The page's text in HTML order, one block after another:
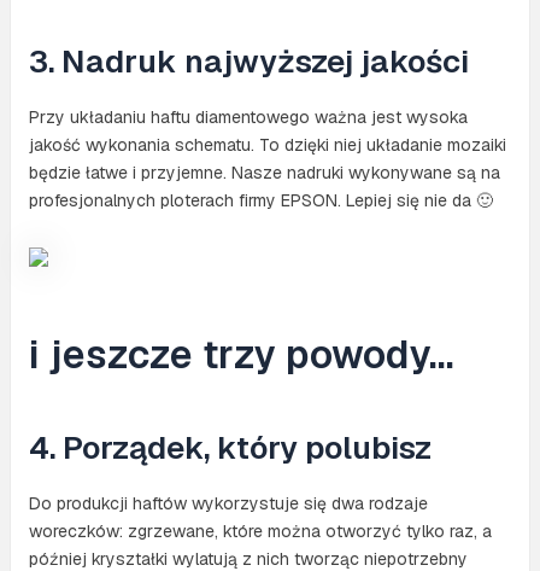
3. Nadruk najwyższej jakości
Przy układaniu haftu diamentowego ważna jest wysoka
jakość wykonania schematu. To dzięki niej układanie mozaiki
będzie łatwe i przyjemne. Nasze nadruki wykonywane są na
profesjonalnych ploterach firmy EPSON. Lepiej się nie da 🙂
i jeszcze trzy powody…
4. Porządek, który polubisz
Do produkcji haftów wykorzystuje się dwa rodzaje
woreczków: zgrzewane, które można otworzyć tylko raz, a
później kryształki wylatują z nich tworząc niepotrzebny